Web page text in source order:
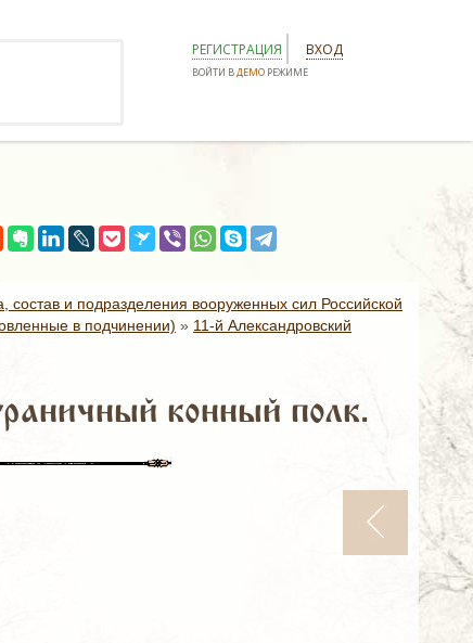
РЕГИСТРАЦИЯ ВХОД
ВОЙТИ ВДЕМО РЕЖИМЕ
состав и подразделения вооруженных сил Российской
в подчинении) » 11-й Александровский
конный полк.